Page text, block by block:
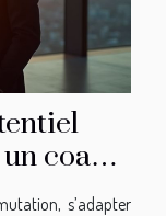
coach
s’adapter